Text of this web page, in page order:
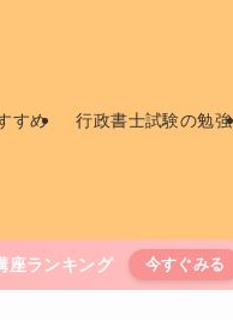
すめ 行政書士試験の勉強
座ランキング 今すぐみる